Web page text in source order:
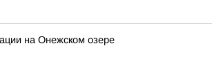
на Онежском озере